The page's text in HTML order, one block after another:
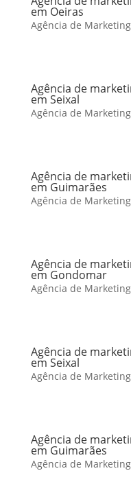
em Oeiras
Agência de
Agência de
em Seixal
Agência de
Agência de
em Guimarães
Agência de
Agência de
em Gondomar
Agência de
Agência de
em Seixal
Agência de
Agência de
em Guimarães
Agência de